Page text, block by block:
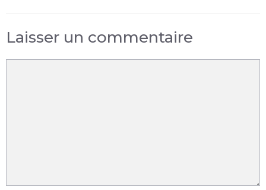
Laisser un commentaire